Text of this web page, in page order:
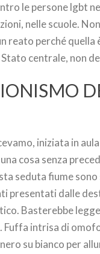
le persone lgbt
nelle scuole.
reato perché quella
centrale, non
iniziata in
cosa senza
seduta fiume
presentati dalle
Basterebbe
Fuffa intrisa di
su bianco per